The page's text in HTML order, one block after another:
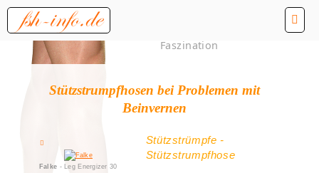
Faszination
Stützstrumpfhosen bei Problemen mit
Beinvernen
Falke - Leg Energizer 30
Stützstrümpfe -
Stützstrumpfhose